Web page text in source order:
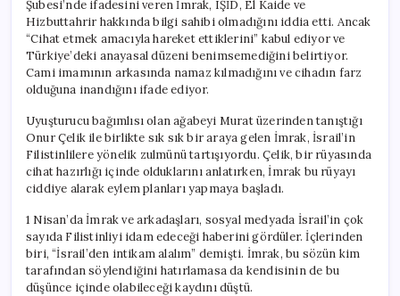
Şubesi’nde ifadesini veren İmrak, IŞİD, El Kaide ve
Hizbuttahrir hakkında bilgi sahibi olmadığını iddia etti. Ancak
“Cihat etmek amacıyla hareket ettiklerini” kabul ediyor ve
Türkiye’deki anayasal düzeni benimsemediğini belirtiyor.
Cami imamının arkasında namaz kılmadığını ve cihadın farz
olduğuna inandığını ifade ediyor.
Uyuşturucu bağımlısı olan ağabeyi Murat üzerinden tanıştığı
Onur Çelik ile birlikte sık sık bir araya gelen İmrak, İsrail’in
Filistinlilere yönelik zulmünü tartışıyordu. Çelik, bir rüyasında
cihat hazırlığı içinde olduklarını anlatırken, İmrak bu rüyayı
ciddiye alarak eylem planları yapmaya başladı.
1 Nisan’da İmrak ve arkadaşları, sosyal medyada İsrail’in çok
sayıda Filistinliyi idam edeceği haberini gördüler. İçlerinden
biri, “İsrail’den intikam alalım” demişti. İmrak, bu sözün kim
tarafından söylendiğini hatırlamasa da kendisinin de bu
düşünce içinde olabileceği kaydını düştü.